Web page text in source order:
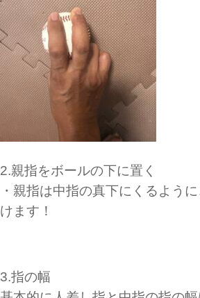
2.親指をボールの下に置く
・親指は中指の真下にくるよう
けます！
3.指の幅